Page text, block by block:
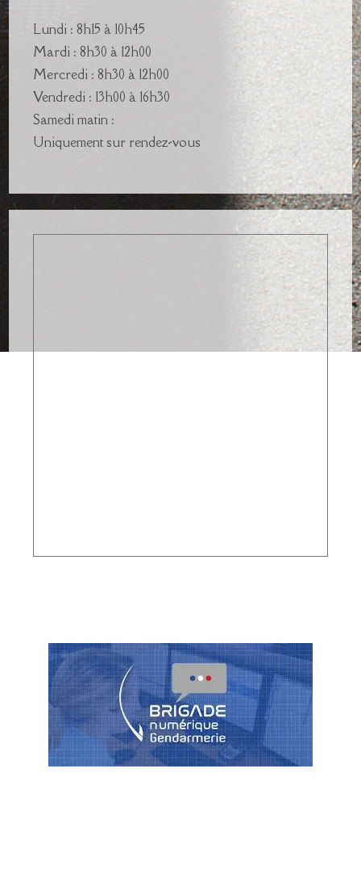
Lundi : 8h15 à 10h45
Mardi : 8h30 à 12h00
Mercredi : 8h30 à 12h00
Vendredi : 13h00 à 16h30
Samedi matin :
Uniquement sur rendez-vous